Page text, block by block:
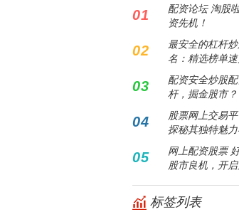
01
配资论坛 淘股
资先机！
02
最安全的杠杆
名：精选榜单
03
配资安全炒股
杆，掘金股市？
04
股票网上交易
探秘其独特魅
05
网上配资股票
股市良机，开
标签列表